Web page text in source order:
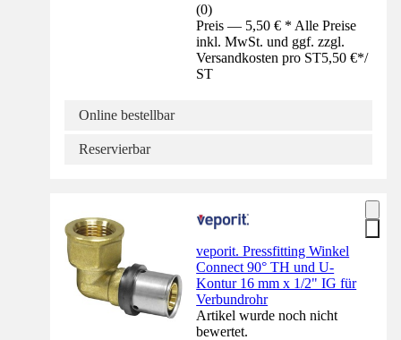
(0)
Preis — 5,50 € * Alle Preise
inkl. MwSt. und ggf. zzgl.
Versandkosten pro ST5,50 €*/
ST
Online bestellbar
Reservierbar
veporit. Pressfitting Winkel
Connect 90° TH und U-
Kontur 16 mm x 1/2" IG für
Verbundrohr
Artikel wurde noch nicht
bewertet.